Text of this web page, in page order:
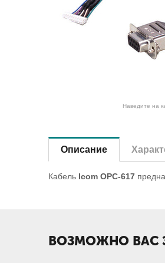
Наведите на
Описание
Кабель Icom OPC-617
ВОЗМОЖНО ВАС